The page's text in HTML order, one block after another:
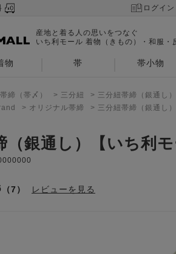
ログイン
産地と着る人の思いをつなぐ
いち利モール 着物（きもの）・和服・
物 帯 帯小物
帯締（帯〆） > 三分紐 > 三分紐帯締（銀通し
> オリジナル帯締 > 三分紐帯締（銀通し
（銀通し）【いち利
（7） レビューを見る